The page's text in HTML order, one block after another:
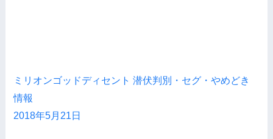
ミリオンゴッドディセント 潜伏判別・セグ・やめどき
情報
2018年5月21日